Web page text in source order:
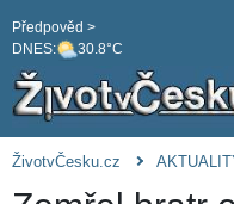
DNES: 30.8°C
Předpověd >
ŽivotvČesku.cz